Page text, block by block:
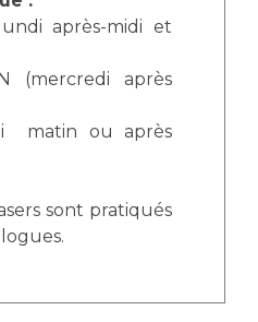
après-midi et
(mercredi après
matin ou après
sont pratiqués